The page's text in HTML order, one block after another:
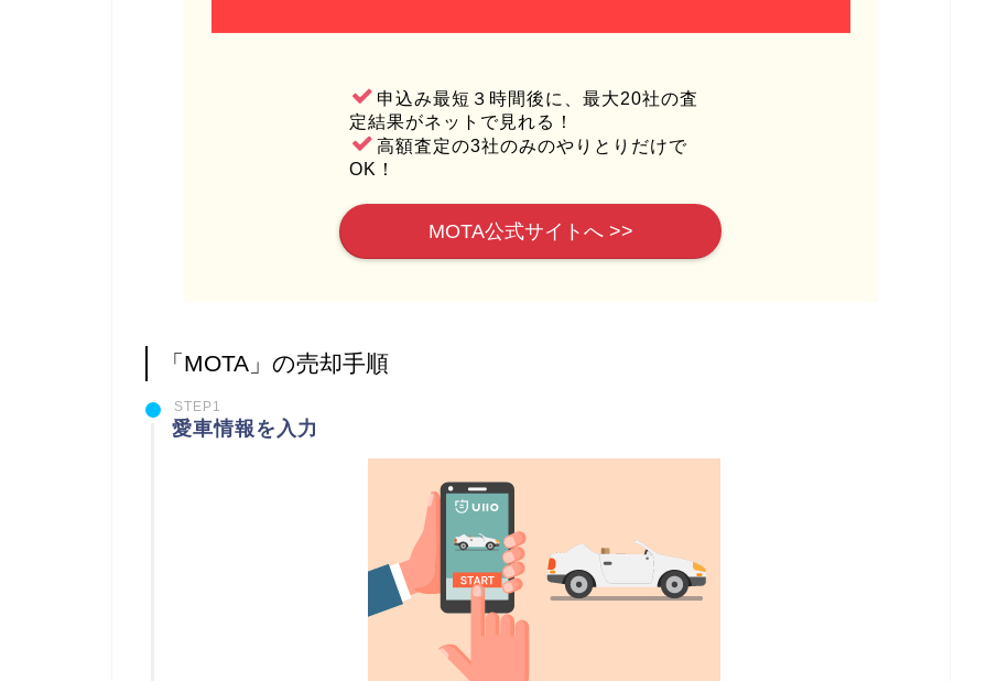
申込み最短３時間後に、最大20社の査
定結果がネットで見れる！
高額査定の3社のみのやりとりだけで
OK！
MOTA公式サイトへ >>
「MOTA」の売却手順
STEP1
愛車情報を入力